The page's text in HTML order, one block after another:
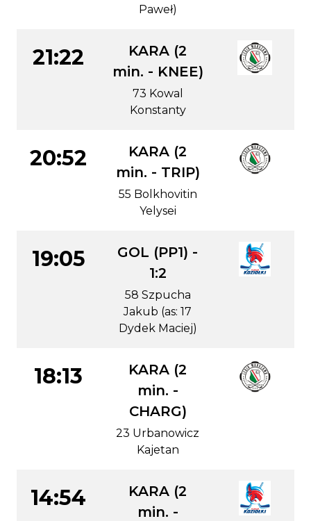
Paweł)
21:22
KARA (2
min. - KNEE)
73 Kowal
Konstanty
20:52
KARA (2
min. - TRIP)
55 Bolkhovitin
Yelysei
19:05
GOL (PP1) -
1:2
58 Szpucha
Jakub (as: 17
Dydek Maciej)
18:13
KARA (2
min. -
CHARG)
23 Urbanowicz
Kajetan
14:54
KARA (2
min. -